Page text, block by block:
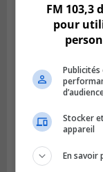
Publié le 6 août
Des jeunes
le Défi
FM 103,3
pour
Stocker
appareil
En savoir